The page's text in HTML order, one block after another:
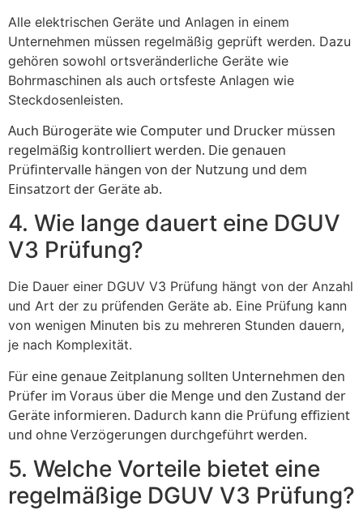
Alle elektrischen Geräte und Anlagen in einem
Unternehmen müssen regelmäßig geprüft werden. Dazu
gehören sowohl ortsveränderliche Geräte wie
Bohrmaschinen als auch ortsfeste Anlagen wie
Steckdosenleisten.
Auch Bürogeräte wie Computer und Drucker müssen
regelmäßig kontrolliert werden. Die genauen
Prüfintervalle hängen von der Nutzung und dem
Einsatzort der Geräte ab.
4. Wie lange dauert eine DGUV
V3 Prüfung?
Die Dauer einer DGUV V3 Prüfung hängt von der Anzahl
und Art der zu prüfenden Geräte ab. Eine Prüfung kann
von wenigen Minuten bis zu mehreren Stunden dauern,
je nach Komplexität.
Für eine genaue Zeitplanung sollten Unternehmen den
Prüfer im Voraus über die Menge und den Zustand der
Geräte informieren. Dadurch kann die Prüfung effizient
und ohne Verzögerungen durchgeführt werden.
5. Welche Vorteile bietet eine
regelmäßige DGUV V3 Prüfung?